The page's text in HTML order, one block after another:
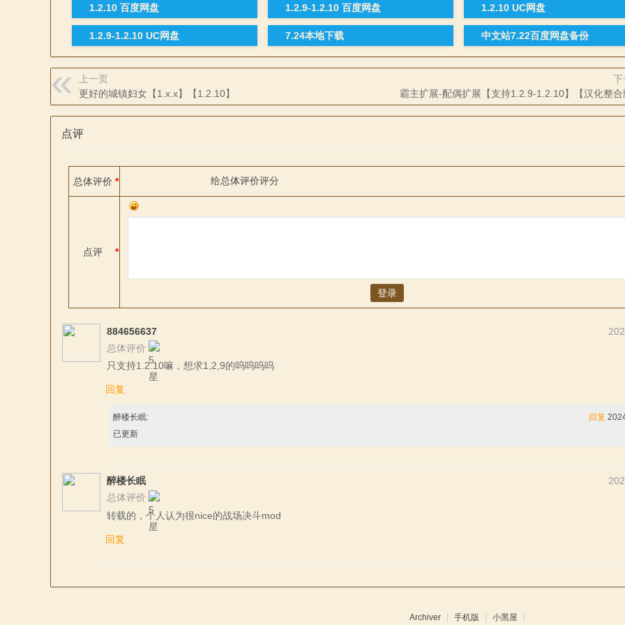
1.2.10 百度网盘 1.2.9-1.2.10 百度网盘 1.2.10 UC网盘
1.2.9-1.2.10 UC网盘 7.24本地下载 中文站7.22百度网盘备份
上一页
更好的城镇妇女【1.x.x】【1.2.10】
下
霸主扩展-配偶扩展【支持1.2.9-1.2.10】【汉化整合
点评
*
总体评价 给总体评价评分
*
点评
登录
884656637
总体评价
只支持1.2.10嘛，想求1,2,9的呜呜呜呜
回复
醉楼长眠: 回复
已更新
醉楼长眠
总体评价
转载的，个人认为很nice的战场决斗mod
回复
Archiver | 手机版 | 小黑屋 |